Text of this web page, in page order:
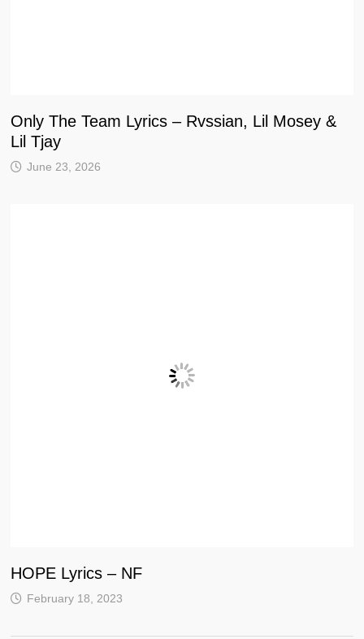
Only The Team Lyrics – Rvssian, Lil Mosey &
Lil Tjay
June 23, 2026
HOPE Lyrics – NF
February 18, 2023